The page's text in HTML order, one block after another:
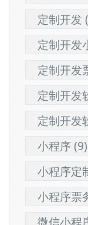
定制开发
定制开发
定制开发
定制开发
定制开发
小程序(9)
小程序定
小程序票
微信小程